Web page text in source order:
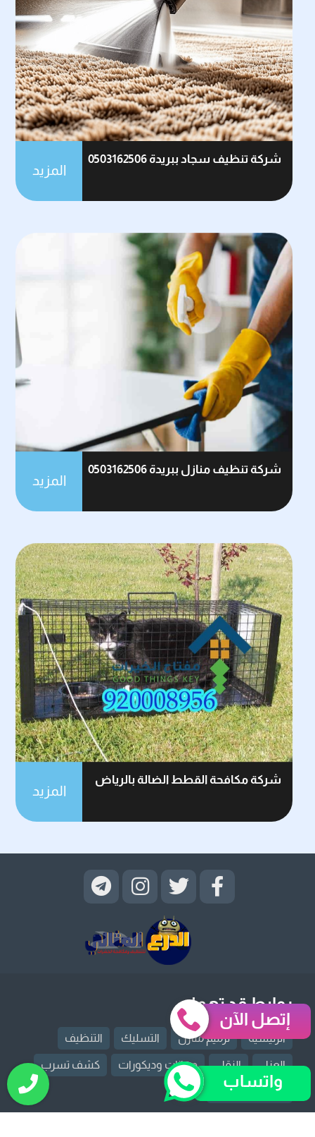
شركة تنظيف سجاد ببريدة 0503162506
المزيد
شركة تنظيف منازل ببريدة 0503162506
المزيد
شركة مكافحة القطط الضالة بالرياض
المزيد
روابط قد تهمك
الرئيسية ترميم منازل التسليك التنظيف
العزل النقل دهانات وديكورات كشف تسرب
مكافحة حشرات
إتصل الآن
واتساب